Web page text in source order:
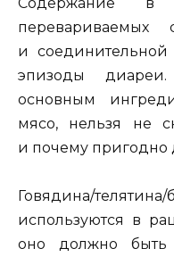
перевариваемых
и соединительной
эпизоды диареи.
основным
мясо, нельзя не
и почему пригодно
Говядина/
используются в
оно должно быть